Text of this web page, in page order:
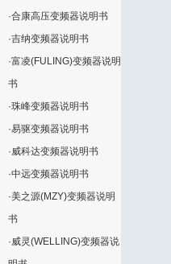
·合康高压变频器说明书
·吉纳变频器说明书
·富凌(FULING)变频器说明
书
·珠峰变频器说明书
·易驱变频器说明书
·威科达变频器说明书
·中远变频器说明书
·美之源(MZY)变频器说明
书
·威灵(WELLING)变频器说